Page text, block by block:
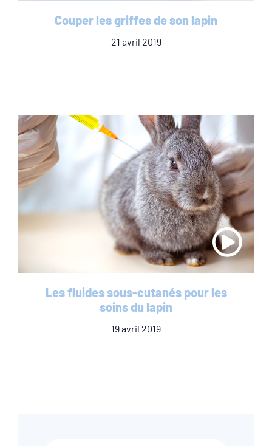
Couper les griffes de son lapin
21 avril 2019
Les fluides sous-cutanés pour les
soins du lapin
19 avril 2019